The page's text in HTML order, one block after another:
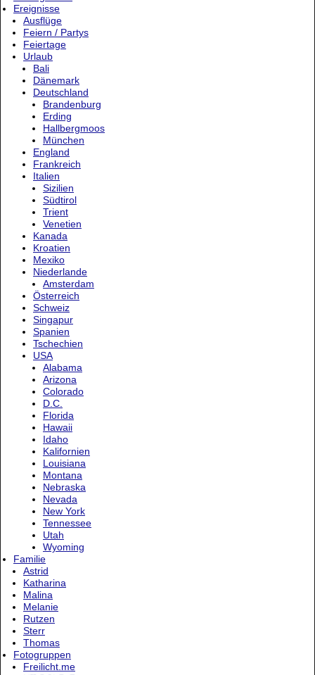
Ereignisse
Ausflüge
Feiern / Partys
Feiertage
Urlaub
Bali
Dänemark
Deutschland
Brandenburg
Erding
Hallbergmoos
München
England
Frankreich
Italien
Sizilien
Südtirol
Trient
Venetien
Kanada
Kroatien
Mexiko
Niederlande
Amsterdam
Österreich
Schweiz
Singapur
Spanien
Tschechien
USA
Alabama
Arizona
Colorado
D.C.
Florida
Hawaii
Idaho
Kalifornien
Louisiana
Montana
Nebraska
Nevada
New York
Tennessee
Utah
Wyoming
Familie
Astrid
Katharina
Malina
Melanie
Rutzen
Sterr
Thomas
Fotogruppen
Freilicht.me